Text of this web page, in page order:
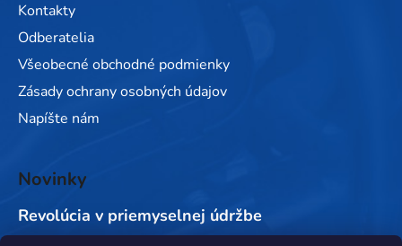
Kontakty
Odberatelia
Všeobecné obchodné podmienky
Zásady ochrany osobných údajov
Napíšte nám
Novinky
Revolúcia v priemyselnej údržbe